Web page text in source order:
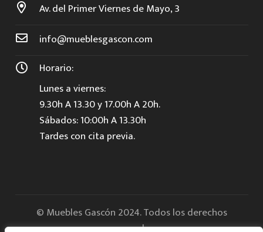
Av. del Primer Viernes de Mayo, 3
info@mueblesgascon.com
Horario:
Lunes a viernes:
9.30h A 13.30 y 17.00h A 20h.
Sábados: 10:00h A 13.30h
Tardes con cita previa.
© Muebles Gascón 2024. Todos los derechos
reservados.